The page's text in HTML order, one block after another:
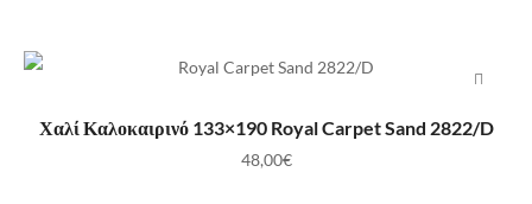
ΠΡΟΣΘΉΚΗ ΣΤΟ ΚΑΛΆΘΙ
Χαλί Καλοκαιρινό 133×190 Royal Carpet Sand 2822/D
48,00€